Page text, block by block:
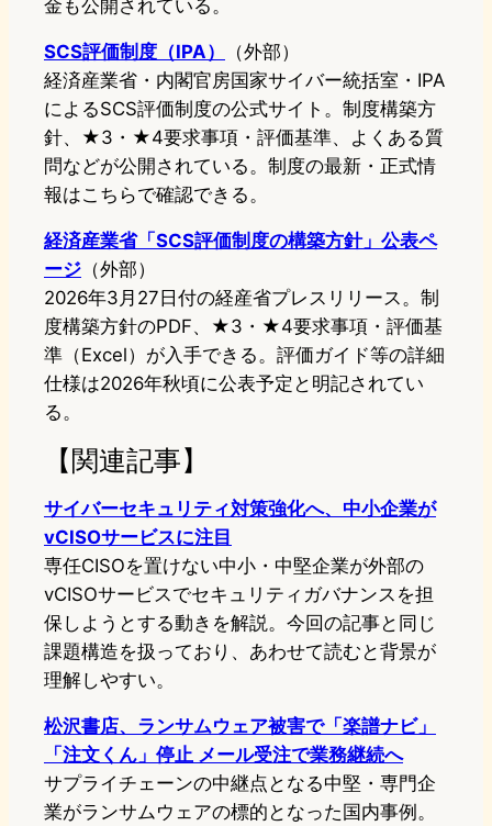
金も公開されている。
SCS評価制度（IPA）
（外部）
経済産業省・内閣官房国家サイバー統括室・IPA
によるSCS評価制度の公式サイト。制度構築方
針、★3・★4要求事項・評価基準、よくある質
問などが公開されている。制度の最新・正式情
報はこちらで確認できる。
経済産業省「SCS評価制度の構築方針」公表ペ
ージ （外部）
2026年3月27日付の経産省プレスリリース。制
度構築方針のPDF、★3・★4要求事項・評価基
準（Excel）が入手できる。評価ガイド等の詳細
仕様は2026年秋頃に公表予定と明記されてい
る。
【関連記事】
サイバーセキュリティ対策強化へ、中小企業が
vCISOサービスに注目
専任CISOを置けない中小・中堅企業が外部の
vCISOサービスでセキュリティガバナンスを担
保しようとする動きを解説。今回の記事と同じ
課題構造を扱っており、あわせて読むと背景が
理解しやすい。
松沢書店、ランサムウェア被害で「楽譜ナビ」
「注文くん」停止 メール受注で業務継続へ
サプライチェーンの中継点となる中堅・専門企
業がランサムウェアの標的となった国内事例。